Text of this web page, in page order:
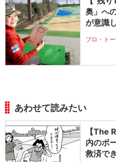
奥」へ
が意識
プロ・ト
あわせて読みたい
【The
内のボ
救済で